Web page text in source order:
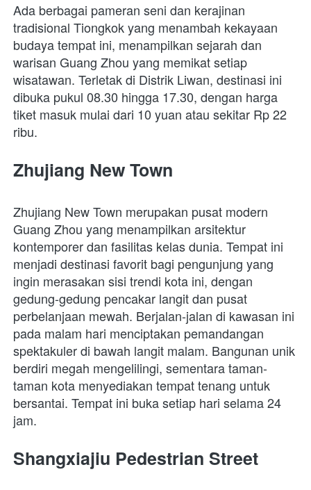
Ada berbagai pameran seni dan kerajinan
tradisional Tiongkok yang menambah kekayaan
budaya tempat ini, menampilkan sejarah dan
warisan Guang Zhou yang memikat setiap
wisatawan. Terletak di Distrik Liwan, destinasi ini
dibuka pukul 08.30 hingga 17.30, dengan harga
tiket masuk mulai dari 10 yuan atau sekitar Rp 22
ribu.
Zhujiang New Town
Zhujiang New Town merupakan pusat modern
Guang Zhou yang menampilkan arsitektur
kontemporer dan fasilitas kelas dunia. Tempat ini
menjadi destinasi favorit bagi pengunjung yang
ingin merasakan sisi trendi kota ini, dengan
gedung-gedung pencakar langit dan pusat
perbelanjaan mewah. Berjalan-jalan di kawasan ini
pada malam hari menciptakan pemandangan
spektakuler di bawah langit malam. Bangunan unik
berdiri megah mengelilingi, sementara taman-
taman kota menyediakan tempat tenang untuk
bersantai. Tempat ini buka setiap hari selama 24
jam.
Shangxiajiu Pedestrian Street